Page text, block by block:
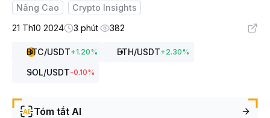
Nâng Cao
Crypto Insights
21 Th10 2024
3 phút 382
BTC/USDT+1.20% ETH/USDT+2.30%
SOL/USDT-0.10%
Tóm tắt AI